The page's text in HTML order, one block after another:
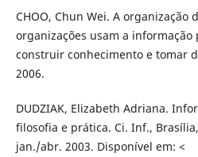
CHOO, Chun Wei. A organização
organizações usam a
construir conhecimento e tomar
2006.
DUDZIAK, Elizabeth Adriana.
filosofia e prática. Ci. Inf.,
jan./abr. 2003. Disponível em: <